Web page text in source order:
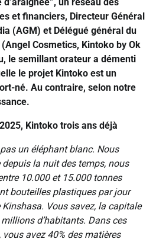
et financiers, Directeur Général
(AGM) et Délégué général du
Cosmetics, Kintoko by Ok
le semillant orateur a démenti
le projet Kintoko est un
né. Au contraire, selon notre
Kintoko trois ans déjà
un éléphant blanc. Nous
la nuit des temps, nous
10.000 et 15.000 tonnes
bouteilles plastiques par jour
Vous savez, la capitale
d’habitants. Dans ces
avez 40% des matières